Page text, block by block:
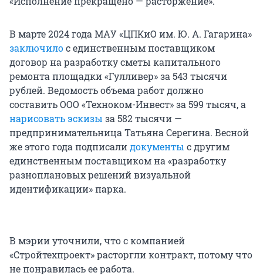
В марте 2024 года МАУ «ЦПКиО им. Ю. А. Гагарина»
заключилос единственным поставщиком
договор на разработку сметы капитального
ремонта площадки «Гулливер» за 543 тысячи
рублей. Ведомость объема работ должно
составить ООО «Техноком-Инвест» за 599 тысяч, а
нарисовать эскизы за 582 тысячи —
предпринимательница Татьяна Серегина. Весной
же этого года подписалидокументы с другим
единственным поставщиком на «разработку
разноплановых решений визуальной
идентификации» парка.
В мэрии уточнили, что с компанией
«Стройтехпроект» расторгли контракт, потому что
не понравилась ее работа.